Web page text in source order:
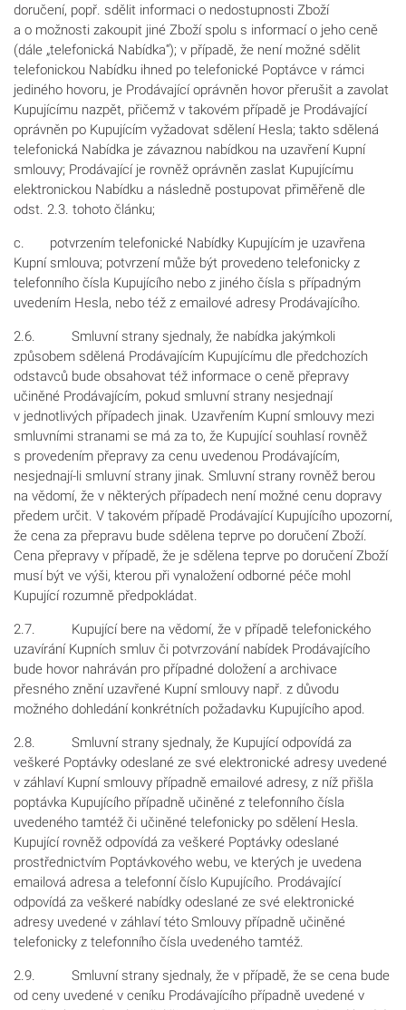
doručení, popř. sdělit informaci o nedostupnosti Zboží
a o možnosti zakoupit jiné Zboží spolu s informací o jeho ceně
(dále „telefonická Nabídka“); v případě, že není možné sdělit
telefonickou Nabídku ihned po telefonické Poptávce v rámci
jediného hovoru, je Prodávající oprávněn hovor přerušit a zavolat
Kupujícímu nazpět, přičemž v takovém případě je Prodávající
oprávněn po Kupujícím vyžadovat sdělení Hesla; takto sdělená
telefonická Nabídka je závaznou nabídkou na uzavření Kupní
smlouvy; Prodávající je rovněž oprávněn zaslat Kupujícímu
elektronickou Nabídku a následně postupovat přiměřeně dle
odst. 2.3. tohoto článku;
c. potvrzením telefonické Nabídky Kupujícím je uzavřena
Kupní smlouva; potvrzení může být provedeno telefonicky z
telefonního čísla Kupujícího nebo z jiného čísla s případným
uvedením Hesla, nebo též z emailové adresy Prodávajícího.
2.6. Smluvní strany sjednaly, že nabídka jakýmkoli
způsobem sdělená Prodávajícím Kupujícímu dle předchozích
odstavců bude obsahovat též informace o ceně přepravy
učiněné Prodávajícím, pokud smluvní strany nesjednají
v jednotlivých případech jinak. Uzavřením Kupní smlouvy mezi
smluvními stranami se má za to, že Kupující souhlasí rovněž
s provedením přepravy za cenu uvedenou Prodávajícím,
nesjednají-li smluvní strany jinak. Smluvní strany rovněž berou
na vědomí, že v některých případech není možné cenu dopravy
předem určit. V takovém případě Prodávající Kupujícího upozorní,
že cena za přepravu bude sdělena teprve po doručení Zboží.
Cena přepravy v případě, že je sdělena teprve po doručení Zboží
musí být ve výši, kterou při vynaložení odborné péče mohl
Kupující rozumně předpokládat.
2.7. Kupující bere na vědomí, že v případě telefonického
uzavírání Kupních smluv či potvrzování nabídek Prodávajícího
bude hovor nahráván pro případné doložení a archivace
přesného znění uzavřené Kupní smlouvy např. z důvodu
možného dohledání konkrétních požadavku Kupujícího apod.
2.8. Smluvní strany sjednaly, že Kupující odpovídá za
veškeré Poptávky odeslané ze své elektronické adresy uvedené
v záhlaví Kupní smlouvy případně emailové adresy, z níž přišla
poptávka Kupujícího případně učiněné z telefonního čísla
uvedeného tamtéž či učiněné telefonicky po sdělení Hesla.
Kupující rovněž odpovídá za veškeré Poptávky odeslané
prostřednictvím Poptávkového webu, ve kterých je uvedena
emailová adresa a telefonní číslo Kupujícího. Prodávající
odpovídá za veškeré nabídky odeslané ze své elektronické
adresy uvedené v záhlaví této Smlouvy případně učiněné
telefonicky z telefonního čísla uvedeného tamtéž.
2.9. Smluvní strany sjednaly, že v případě, že se cena bude
od ceny uvedené v ceníku Prodávajícího případně uvedené v